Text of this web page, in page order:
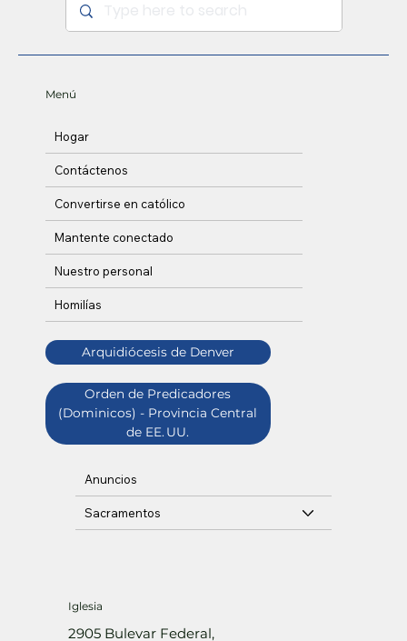
Menú
Hogar
Contáctenos
Convertirse en católico
Mantente conectado
Nuestro personal
Homilías
Arquidiócesis de Denver
Orden de Predicadores
(Dominicos) - Provincia Central
de EE. UU.
Anuncios
Sacramentos
Iglesia
2905 Bulevar Federal,